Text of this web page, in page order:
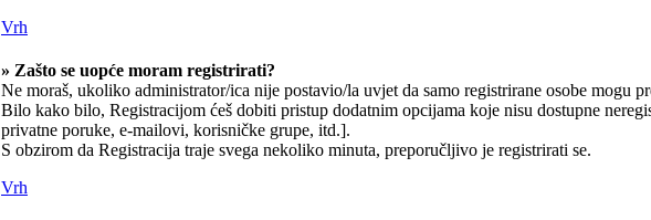
Vrh
» Zašto se uopće moram registrirati?
Ne moraš, ukoliko administrator/ica nije postavio/la uvjet da samo registrirane osobe mogu
Bilo kako bilo, Registracijom ćeš dobiti pristup dodatnim opcijama koje nisu dostupne
privatne poruke, e-mailovi, korisničke grupe, itd.].
S obzirom da Registracija traje svega nekoliko minuta, preporučljivo je registrirati se.
Vrh